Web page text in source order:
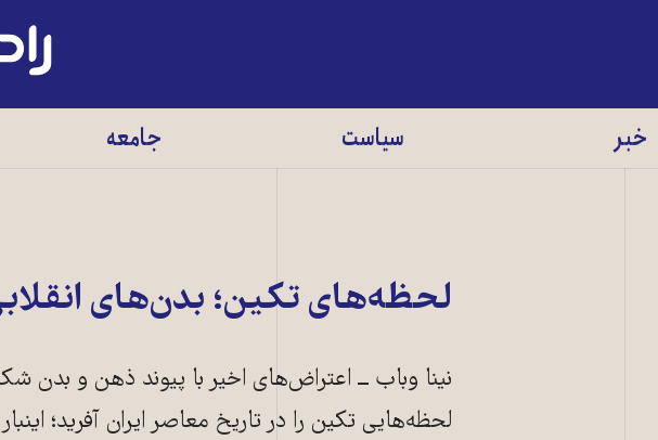
رادیو
زمانه
خبر سیاست جامعه
لحظه‌های تکین؛ بدن‌های
نینا وباب ــ اعتراض‌های اخیر با پیوند ذهن و
لحظه‌هایی تکین را در تاریخ معاصر ایران آفرید؛